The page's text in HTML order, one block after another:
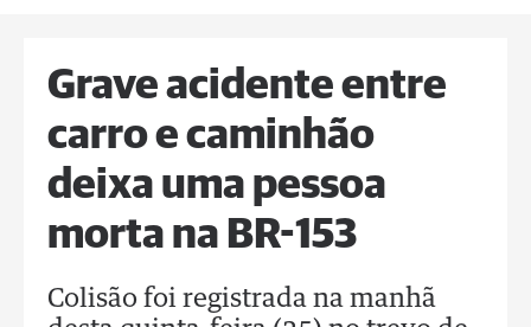
Grave acidente entre
carro e caminhão
deixa uma pessoa
morta na BR-153
Colisão foi registrada na manhã